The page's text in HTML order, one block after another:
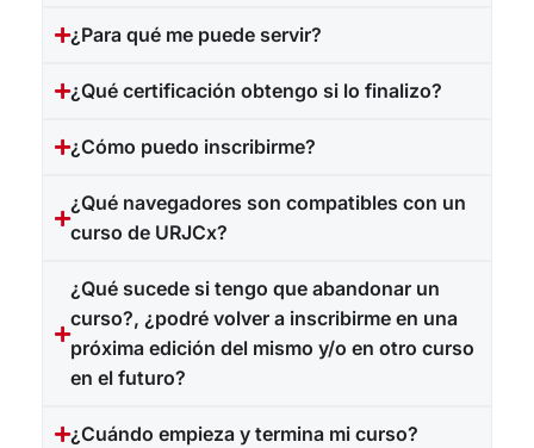
¿Para qué me puede servir?
¿Qué certificación obtengo si lo finalizo?
¿Cómo puedo inscribirme?
¿Qué navegadores son compatibles con un
curso de URJCx?
¿Qué sucede si tengo que abandonar un
curso?, ¿podré volver a inscribirme en una
próxima edición del mismo y/o en otro curso
en el futuro?
¿Cuándo empieza y termina mi curso?